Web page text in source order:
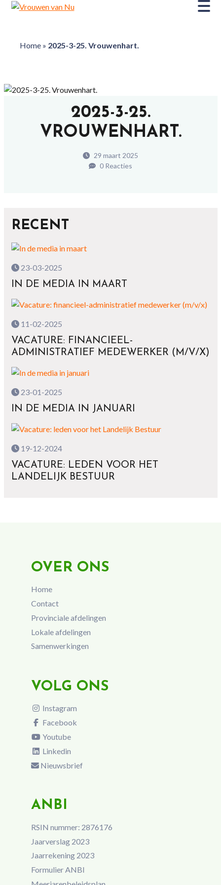
Home» 2025-3-25. Vrouwenhart.
2025-3-25.
VROUWENHART.
29 maart 2025
0 Reacties
RECENT
23-03-2025
IN DE MEDIA IN MAART
11-02-2025
VACATURE: FINANCIEEL-
ADMINISTRATIEF MEDEWERKER (M/V/X)
23-01-2025
IN DE MEDIA IN JANUARI
19-12-2024
VACATURE: LEDEN VOOR HET
LANDELIJK BESTUUR
OVER ONS
Home
Contact
Provinciale afdelingen
Lokale afdelingen
Samenwerkingen
VOLG ONS
Instagram
Facebook
Youtube
Linkedin
Nieuwsbrief
ANBI
RSIN nummer: 2876176
Jaarverslag 2023
Jaarrekening 2023
Formulier ANBI